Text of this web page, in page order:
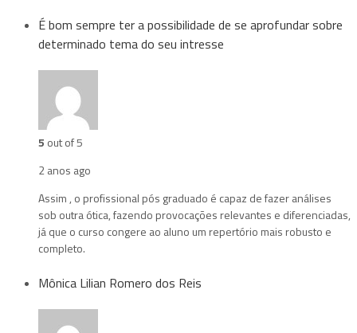
É bom sempre ter a possibilidade de se aprofundar sobre
determinado tema do seu intresse
5 out of 5
2 anos ago
Assim , o profissional pós graduado é capaz de fazer análises
sob outra ótica, fazendo provocações relevantes e diferenciadas,
já que o curso congere ao aluno um repertório mais robusto e
completo.
Mônica Lilian Romero dos Reis